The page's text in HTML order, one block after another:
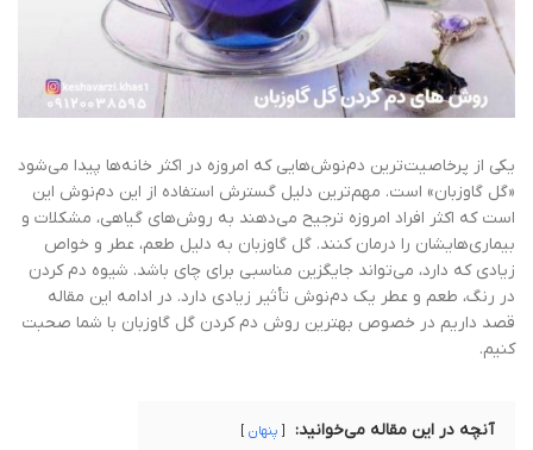
یکی از پرخاصیت‌ترین دم‌نوش‌هایی که امروزه در اکثر خانه‌ها پیدا می‌شود
«گل گاوزبان» است. مهم‌ترین دلیل گسترش استفاده از این دم‌نوش این
است که اکثر افراد امروزه ترجیح می‌دهند به روش‌های گیاهی، مشکلات و
بیماری‌هایشان را درمان کنند. گل گاوزبان به دلیل طعم، عطر و خواص
زیادی که دارد، می‌تواند جایگزین مناسبی برای چای باشد. شیوه دم کردن
در رنگ، طعم و عطر یک دم‌نوش تأثیر زیادی دارد. در ادامه این مقاله
قصد داریم در خصوص بهترین روش دم کردن گل گاوزبان با شما صحبت
کنیم.
آنچه در این مقاله می‌خوانید: پنهان